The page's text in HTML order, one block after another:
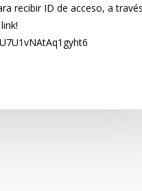
recibir ID de acceso, a